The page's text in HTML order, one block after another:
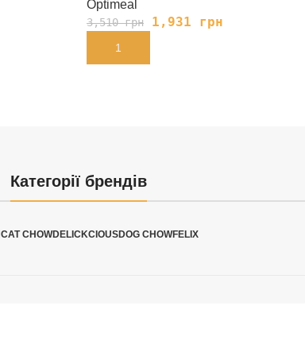
Optimeal
3,510грн 1,931 грн
В КОРЗИНУ
Категорії брендів
CAT CHOWDELICKCIOUSDOG CHOWFELIX